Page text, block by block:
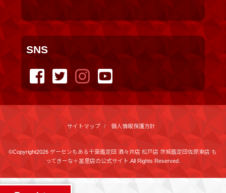
SNS
サイトマップ 個人情報保護方針
©Copyright2026ゲーセンもある千葉鑑定団 酒々井店 松戸店 茨城鑑定団佐原東店 も
ってきーな＋冨里店の公式サイト .All Rights Reserved.
produced by